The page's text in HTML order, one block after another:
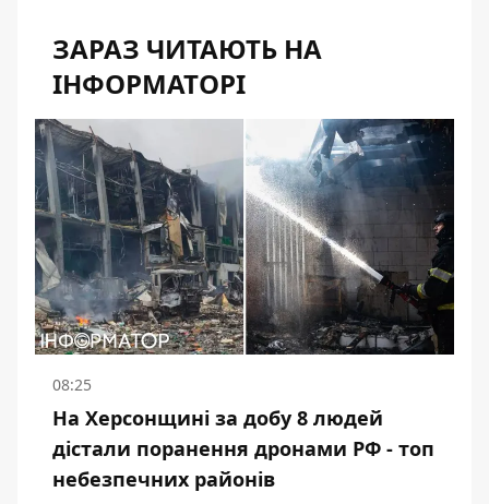
ЗАРАЗ ЧИТАЮТЬ НА
ІНФОРМАТОРІ
08:25
На Херсонщині за добу 8 людей
дістали поранення дронами РФ - топ
небезпечних районів